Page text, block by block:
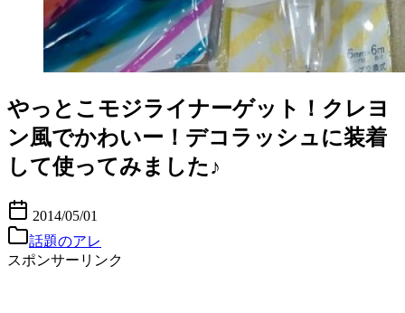
やっとこモジライナーゲット！クレヨ
ン風でかわいー！デコラッシュに装着
して使ってみました♪
2014/05/01
話題のアレ
スポンサーリンク